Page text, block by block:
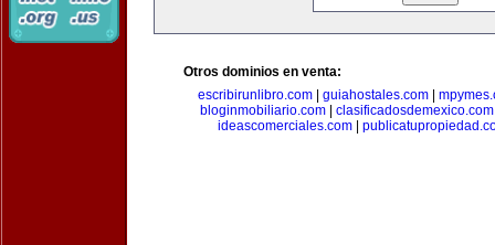
Otros dominios en venta:
escribirunlibro.com| guiahostales.com|
bloginmobiliario.com| clasificadosdemexico.com
ideascomerciales.com|